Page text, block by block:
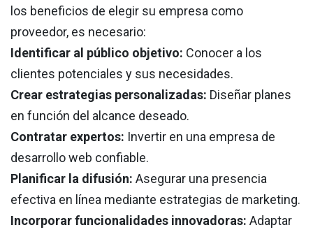
los beneficios de elegir su empresa como
proveedor, es necesario:
Identificar al público objetivo: Conocer a los
clientes potenciales y sus necesidades.
Crear estrategias personalizadas: Diseñar planes
en función del alcance deseado.
Contratar expertos: Invertir en una empresa de
desarrollo web confiable.
Planificar la difusión: Asegurar una presencia
efectiva en línea mediante estrategias de marketing.
Incorporar funcionalidades innovadoras: Adaptar